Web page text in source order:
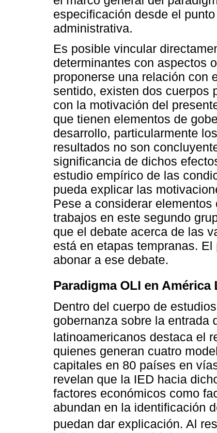
especificación desde el
administrativa.
Es posible vincular
determinantes con aspectos
proponerse una relación con
sentido, existen dos cuerpos
con la motivación del
que tienen elementos de
desarrollo, particularmente
resultados no son
significancia de dichos
estudio empírico de las
pueda explicar las
Pese a considerar
trabajos en este segundo
que el debate acerca de las
está en etapas tempranas.
abonar a ese debate.
Paradigma OLI en América
Dentro del cuerpo de
gobernanza sobre la entrada
latinoamericanos destaca el
quienes generan cuatro
capitales en 80 países en
revelan que la IED hacia
factores económicos como
abundan en la identificación
puedan dar explicación. Al